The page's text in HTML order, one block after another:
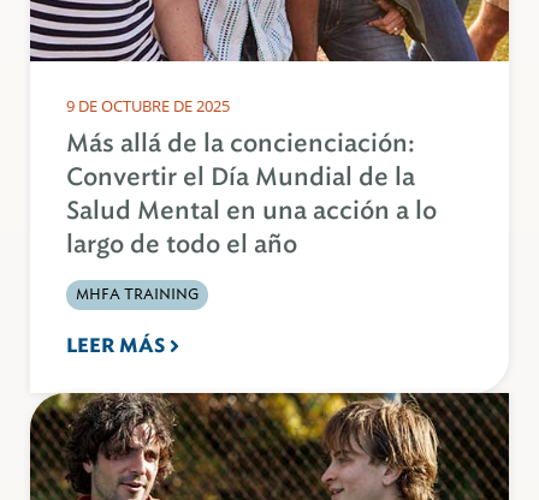
9 DE OCTUBRE DE 2025
Más allá de la concienciación:
Convertir el Día Mundial de la
Salud Mental en una acción a lo
largo de todo el año
MHFA TRAINING
LEER MÁS